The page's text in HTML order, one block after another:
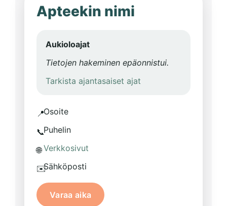
Apteekin nimi
Aukioloajat
Tietojen hakeminen epäonnistui.
Tarkista ajantasaiset ajat
📍Osoite
📞Puhelin
🌐 Verkkosivut
✉️Sähköposti
Varaa aika